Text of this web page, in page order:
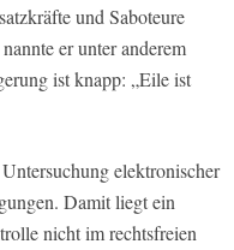
und Saboteure
er unter anderem
ist knapp: „Eile ist
elektronischer
Damit liegt ein
nicht im rechtsfreien